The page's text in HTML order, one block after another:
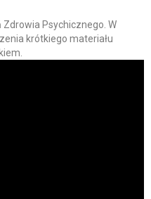
Psychicznego. W
krótkiego materiału